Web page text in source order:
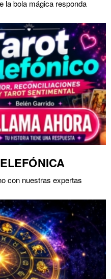
la bola mágica responda
con nuestras expertas